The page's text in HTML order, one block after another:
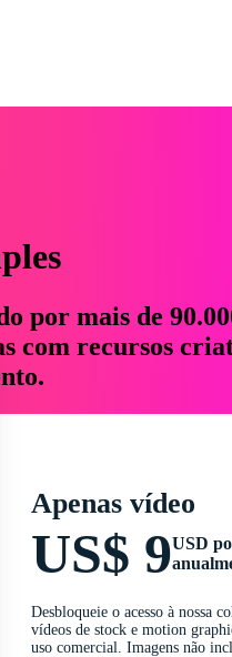
por mais de
com recursos
Apenas vídeo
US$ 9USD
Desbloqueie o acesso à nossa
vídeos de stock e motion
uso comercial. Imagens não